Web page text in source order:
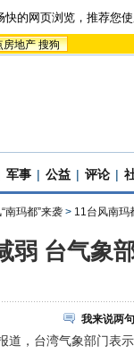
快的网页浏览，推荐您
房地产 搜狗
军事 | 公益 | 评论 |
南玛都”来袭 > 11台风南玛
弱 台气象
我来说两句
，台湾气象部门表示